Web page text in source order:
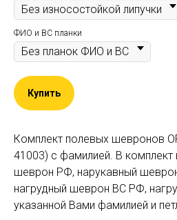
ФИО и ВС планки
Купить
Комплект полевых шевронов
41003) c фамилией. В комплект
шеврон РФ, нарукавный
нагрудный шеврон ВС РФ,
указанной Вами фамилией и